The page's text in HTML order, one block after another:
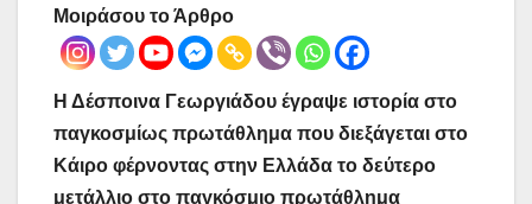
Μοιράσου το Άρθρο
Η Δέσποινα Γεωργιάδου έγραψε ιστορία στο
παγκοσμίως πρωτάθλημα που διεξάγεται στο
Κάιρο φέρνοντας στην Ελλάδα το δεύτερο
μετάλλιο στο παγκόσμιο πρωτάθλημα